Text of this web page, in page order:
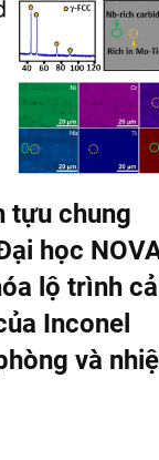
tựu chung
học
lộ trình
Inconel
và